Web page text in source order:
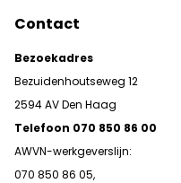
Contact
Bezoekadres
Bezuidenhoutseweg 12
2594 AV Den Haag
Telefoon 070 850 86 00
AWVN-werkgeverslijn:
070 850 86 05,